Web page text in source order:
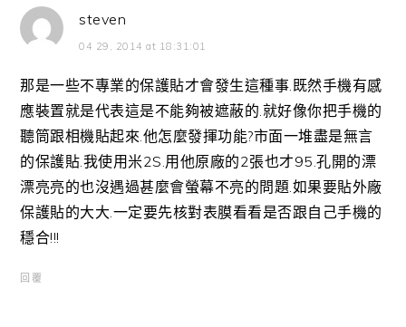
steven
04 29, 2014 at 18:31:01
那是一些不專業的保護貼才會發生這種事.既然手機有感
應裝置就是代表這是不能夠被遮蔽的.就好像你把手機的
聽筒跟相機貼起來.他怎麼發揮功能?市面一堆盡是無言
的保護貼.我使用米2S.用他原廠的2張也才95.孔開的漂
漂亮亮的也沒遇過甚麼會螢幕不亮的問題.如果要貼外廠
保護貼的大大.一定要先核對表膜看看是否跟自己手機的
穩合!!!
回覆